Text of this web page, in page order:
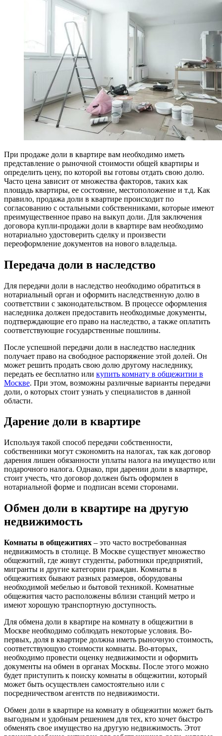
При продаже доли в квартире вам необходимо иметь
представление о рыночной стоимости общей квартиры и
определить цену, по которой вы готовы отдать свою долю.
Часто цена зависит от множества факторов, таких как
площадь квартиры, ее состояние, местоположение и т.д. Как
правило, продажа доли в квартире происходит по
согласованию с остальными собственниками, которые имеют
преимущественное право на выкуп доли. Для заключения
договора купли-продажи доли в квартире вам необходимо
нотариально удостоверить сделку и произвести
переоформление документов на нового владельца.
Передача доли в наследство
Для передачи доли в наследство необходимо обратиться в
нотариальный орган и оформить наследственную долю в
соответствии с законодательством. В процессе оформления
наследника должен предоставить необходимые документы,
подтверждающие его право на наследство, а также оплатить
соответствующие государственные пошлины.
После успешной передачи доли в наследство наследник
получает право на свободное распоряжение этой долей. Он
может решить продать свою долю другому наследнику,
передать ее бесплатно или купить комнату в общежитии в
Москве. При этом, возможны различные варианты передачи
доли, о которых стоит узнать у специалистов в данной
области.
Дарение доли в квартире
Используя такой способ передачи собственности,
собственники могут сэкономить на налогах, так как договор
дарения лишен обязанности уплаты налога на имущество или
подарочного налога. Однако, при дарении доли в квартире,
стоит учесть, что договор должен быть оформлен в
нотариальной форме и подписан всеми сторонами.
Обмен доли в квартире на другую
недвижимость
Комнаты в общежитиях – это часто востребованная
недвижимость в столице. В Москве существует множество
общежитий, где живут студенты, работники предприятий,
мигранты и другие категории граждан. Комнаты в
общежитиях бывают разных размеров, оборудованы
необходимой мебелью и бытовой техникой. Комнатные
общежития часто расположены вблизи станций метро и
имеют хорошую транспортную доступность.
Для обмена доли в квартире на комнату в общежитии в
Москве необходимо соблюдать некоторые условия. Во-
первых, доля в квартире должна иметь рыночную стоимость,
соответствующую стоимости комнаты. Во-вторых,
необходимо провести оценку недвижимости и оформить
документы на обмен в органах Москвы. После этого можно
будет приступить к поиску комнаты в общежитии, который
может быть осуществлен самостоятельно или с
посредничеством агентств по недвижимости.
Обмен доли в квартире на комнату в общежитии может быть
выгодным и удобным решением для тех, кто хочет быстро
обменять свое имущество на другую недвижимость. Этот